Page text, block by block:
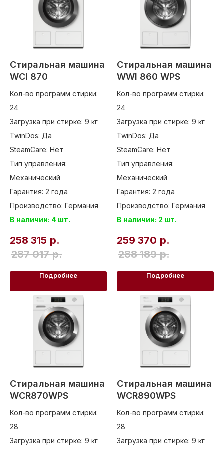
Стиральная машина
WCI 870
Кол-во программ стирки:
24
Загрузка при стирке: 9 кг
TwinDos: Да
SteamCare: Нет
Тип управления:
Механический
Гарантия: 2 года
Производство: Германия
В наличии: 4 шт.
258 315 р.
287 017 р.
Подробнее
Стиральная машина
WWI 860 WPS
Кол-во программ стирки:
24
Загрузка при стирке: 9 кг
TwinDos: Да
SteamCare: Нет
Тип управления:
Механический
Гарантия: 2 года
Производство: Германия
В наличии: 2 шт.
259 370 р.
288 189 р.
Подробнее
Стиральная машина
WCR870WPS
Кол-во программ стирки:
28
Загрузка при стирке: 9 кг
Стиральная машина
WCR890WPS
Кол-во программ стирки:
28
Загрузка при стирке: 9 кг
Гарантийная
программа Miele
Trade- надежная